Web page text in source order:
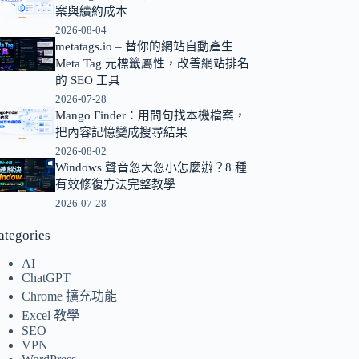
案與續約成本
2026-08-04
metatags.io – 替你的網站自動產生
Meta Tag 元標籤屬性，改善網站排名
的 SEO 工具
2026-07-28
Mango Finder：用問句找本機檔案，
把內容記憶變成搜尋結果
2026-08-02
Windows 聲音忽大忽小怎麼辦？8 種
有效修復方法完整教學
2026-07-28
AI
ChatGPT
Chrome 擴充功能
Excel 教學
SEO
VPN